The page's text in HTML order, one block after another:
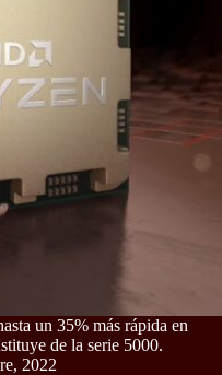
un 35% más rápida en
de la serie 5000.
2022